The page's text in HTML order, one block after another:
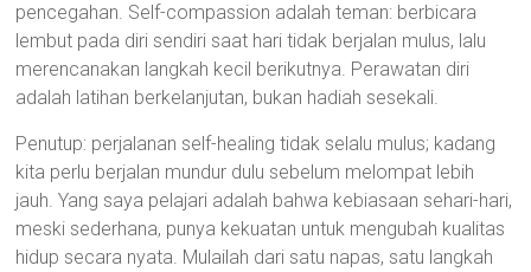
pencegahan. Self-compassion adalah teman: berbicara
lembut pada diri sendiri saat hari tidak berjalan mulus, lalu
merencanakan langkah kecil berikutnya. Perawatan diri
adalah latihan berkelanjutan, bukan hadiah sesekali.
Penutup: perjalanan self-healing tidak selalu mulus; kadang
kita perlu berjalan mundur dulu sebelum melompat lebih
jauh. Yang saya pelajari adalah bahwa kebiasaan sehari-hari,
meski sederhana, punya kekuatan untuk mengubah kualitas
hidup secara nyata. Mulailah dari satu napas, satu langkah